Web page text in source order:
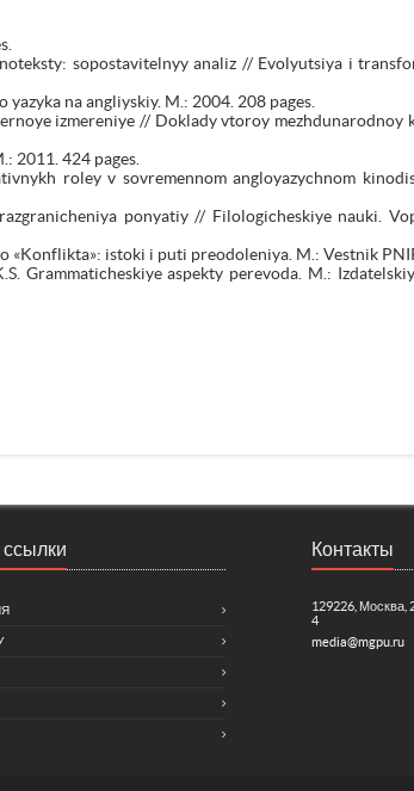
sopostavitelnyy analiz // Evolyutsiya i
na angliyskiy. M.: 2004. 208 pages.
izmereniye // Doklady vtoroy mezhdunarodnoy
2011. 424 pages.
roley v sovremennom angloyazychnom
ponyatiy // Filologicheskiye nauki.
«Konflikta»: istoki i puti preodoleniya. M.: Vestnik
Grammaticheskiye aspekty perevoda. M.:
Контакты
129226, Москва,
4
media@mgpu.ru